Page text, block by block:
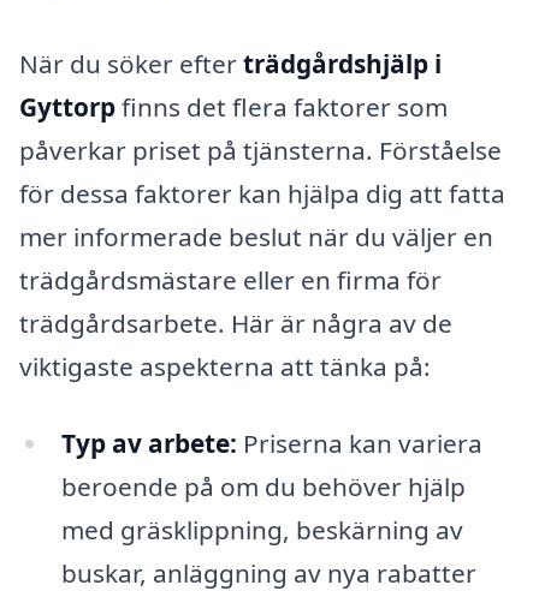
När du söker efterträdgårdshjälp i
Gyttorpfinns det flera faktorer som
påverkar priset på tjänsterna. Förståelse
för dessa faktorer kan hjälpa dig att fatta
mer informerade beslut när du väljer en
trädgårdsmästare eller en firma för
trädgårdsarbete. Här är några av de
viktigaste aspekterna att tänka på:
Typ av arbete: Priserna kan variera
beroende på om du behöver hjälp
med gräsklippning, beskärning av
buskar, anläggning av nya rabatter